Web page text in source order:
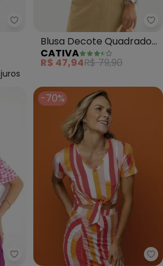
Rovitex - Blusa Feminina
juros
Blusa Decote Quadrado
em Cotton (Rosa)
CATIVA
R$ 47,94R$ 79,90
Moda Pop - Blusa (Xadrez
-70%